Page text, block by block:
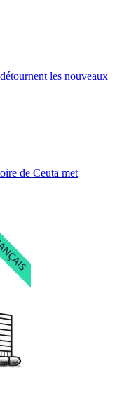
les nouveaux
de Ceuta met